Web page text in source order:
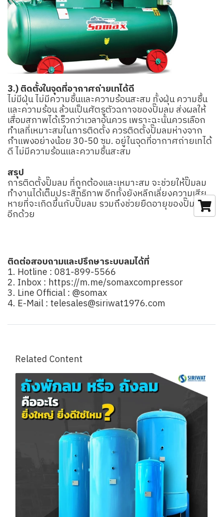
3.) ติดตั้งในจุดที่อากาศถ่ายเทได้ดี
ไม่มีฝุ่น ไม่มีความชื้นและความร้อนสะสม ทั้งฝุ่น ความชื้น
และความร้อน ล้วนเป็นศัตรูตัวฉกาจของปั๊มลม ส่งผลให้
เสื่อมสภาพได้เร็วกว่าเวลาอันควร เพราะฉะนั้นควรเลือก
ทำเลที่เหมาะสมในการติดตั้ง ควรติดตั้งปั๊มลมห่างจาก
กำแพงอย่างน้อย 30-50 ซม. อยู่ในจุดที่อากาศถ่ายเทได้
ดี ไม่มีความร้อนและความชื้นสะสม
สรุป
การติดตั้งปั๊มลม ที่ถูกต้องและเหมาะสม จะช่วยให้ปั๊มลม
ทำงานได้เต็มประสิทธิภาพ อีกทั้งยังหลีกเลี่ยงความเสีย
หายที่จะเกิดขึ้นกับปั๊มลม รวมถึงช่วยยืดอายุของปั๊มลม
อีกด้วย
ติดต่อสอบถามและปรึกษาระบบลมได้ที่
1. Hotline : 081-899-5566
2. Inbox : https://m.me/somaxcompressor
3. Line Official : @somax
4. E-Mail : telesales@siriwat1976.com
Related Content